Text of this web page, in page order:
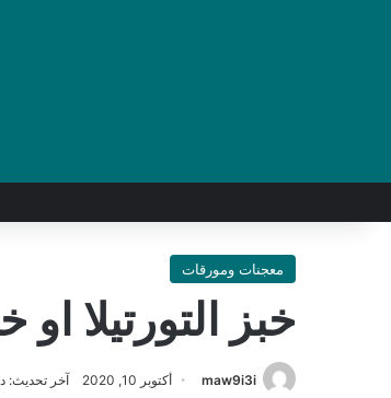
معجنات ومورقات
خبز التورتيلا
maw9i3i أكتوبر 10, 2020 آخر تحديث: